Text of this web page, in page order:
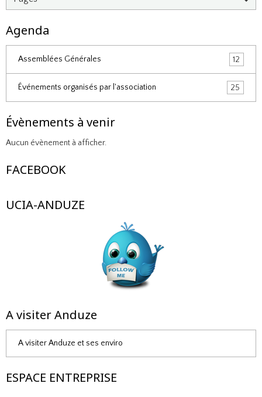
Agenda
Assemblées Générales 12
Événements organisés par l'association 25
Évènements à venir
Aucun évènement à afficher.
FACEBOOK
UCIA-ANDUZE
A visiter Anduze
A visiter Anduze et ses enviro
ESPACE ENTREPRISE